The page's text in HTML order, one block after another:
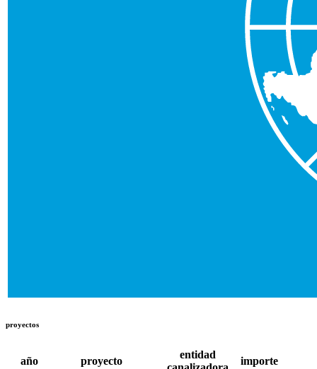
proyectos
año proyecto
entidad
importe